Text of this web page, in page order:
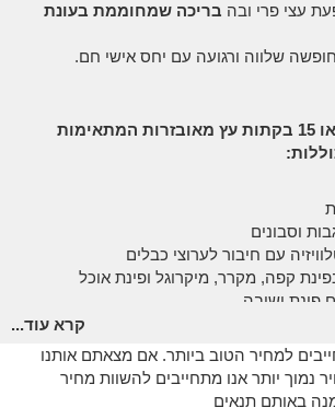
עצי פרי ובה בריכה שמחוממת בעונת
שלווה ורגועה עם יחס אישי חם.
מתחם הנופש תמצאו 15 בקתות עץ מאובזרות המתאימות
וסבונים
עם חיבור לערוצי כבלים
קפה, מקרר, מיקרוגל ופינת אוכל
פינת ישיבה
הכוללת:
בימי החורף
קרא עוד...
למחיר הטוב ביותר. אם מצאתם אותנו
נמוך יותר אנו מתחייבים להשוות מחיר
באותם תנאים